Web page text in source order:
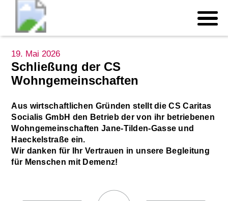
19. Mai 2026
Schließung der CS
Wohngemeinschaften
Aus wirtschaftlichen Gründen stellt die CS Caritas
Socialis GmbH den Betrieb der von ihr betriebenen
Wohngemeinschaften Jane-Tilden-Gasse und
Haeckelstraße ein.
Wir danken für Ihr Vertrauen in unsere Begleitung
für Menschen mit Demenz!